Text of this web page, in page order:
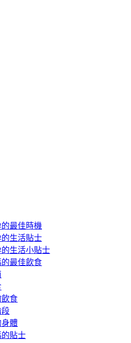
最佳時機
生活貼士
生活小貼士
最佳飲食
食
段
體
貼士